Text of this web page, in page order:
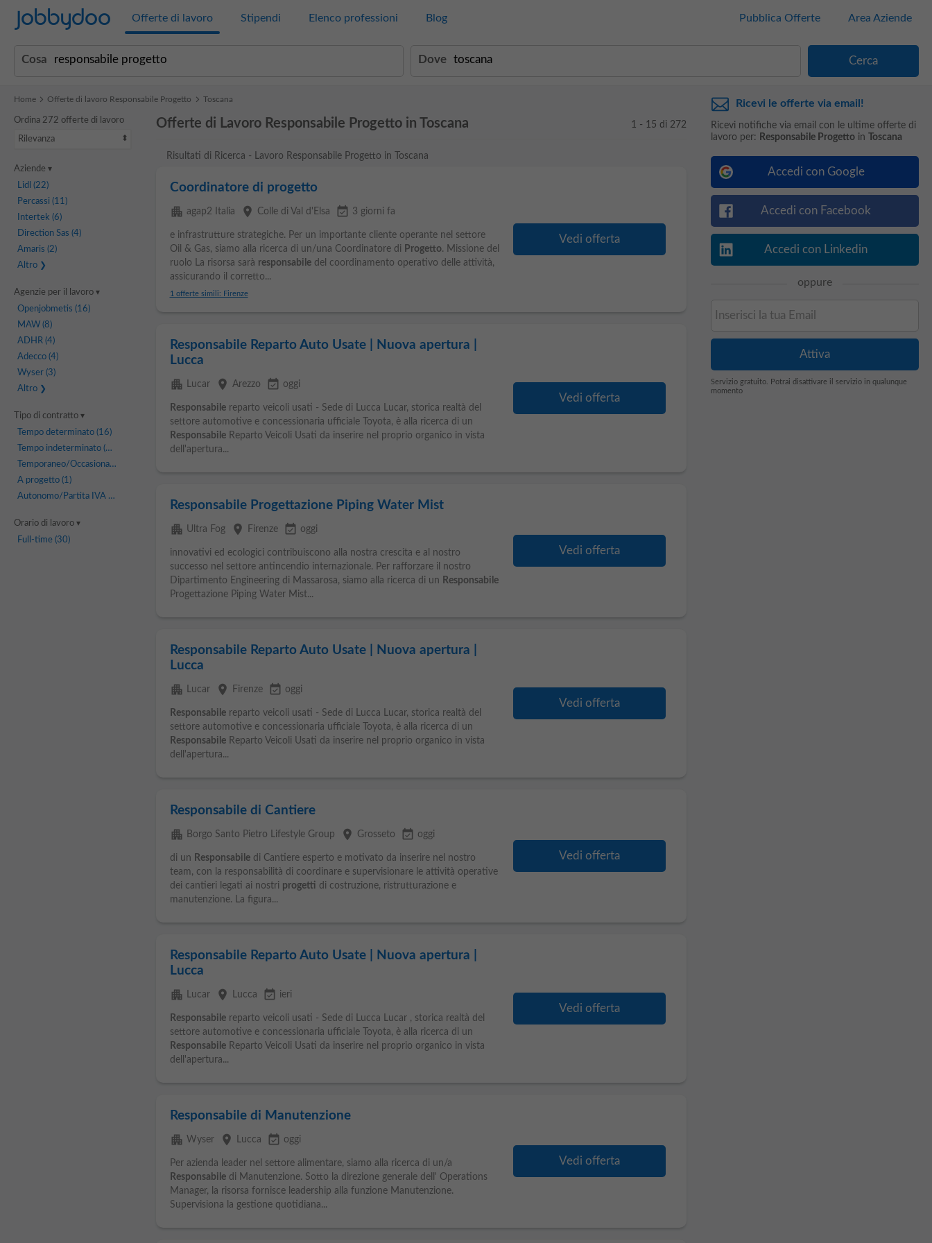
Jobbydoo Offerte di lavoro Stipendi Elenco professioni Blog Pubblica Offerte Area Aziende
Cosa Dove
Home Offerte di lavoro Responsabile Progetto Toscana
Ordina 272 offerte di lavoro
Rilevanza
Aziende
Lidl (22)
Percassi (11)
Intertek (6)
Direction Sas (4)
Amaris (2)
Altro
Agenzie per il lavoro
Openjobmetis (16)
MAW(8)
ADHR(4)
Adecco(4)
Wyser(3)
Altro
Tipo di contratto
Tempo determinato(16)
Tempo indeterminato(12)
Temporaneo/Occasionale
A progetto(1)
Autonomo/Partita IVA(1)
Orario di lavoro
Full-time(30)
Offerte di Lavoro Responsabile Progetto in Toscana 1 - 15 di 272
Risultati di Ricerca - Lavoro Responsabile Progetto in Toscana
Coordinatore di progetto
apartment agap2 Italia place Colle di Val d'Elsa event_available 3 giorni fa
e infrastrutture strategiche. Per un importante cliente operante nel settore
Oil & Gas, siamo alla ricerca di un/una Coordinatore di Progetto. Missione del
ruolo La risorsa sarà responsabiledel coordinamento operativo delle attività,
assicurando il corretto...
1 offerte simili: Firenze
Vedi offerta
Responsabile Reparto Auto Usate | Nuova apertura |
Lucca
apartment Lucar place Arezzo event_available oggi
Responsabilereparto veicoli usati - Sede di Lucca Lucar, storica realtà del
settore automotive e concessionaria ufficiale Toyota, è alla ricerca di un
ResponsabileReparto Veicoli Usati da inserire nel proprio organico in vista
dell'apertura...
Vedi offerta
Responsabile Progettazione Piping Water Mist
apartment Ultra Fog place Firenze event_available oggi
innovativi ed ecologici contribuiscono alla nostra crescita e al nostro
successo nel settore antincendio internazionale. Per rafforzare il nostro
Dipartimento Engineering di Massarosa, siamo alla ricerca di un Responsabile
Progettazione Piping Water Mist...
Vedi offerta
Responsabile Reparto Auto Usate | Nuova apertura |
Lucca
apartment Lucar place Firenze event_available oggi
Responsabilereparto veicoli usati - Sede di Lucca Lucar, storica realtà del
settore automotive e concessionaria ufficiale Toyota, è alla ricerca di un
ResponsabileReparto Veicoli Usati da inserire nel proprio organico in vista
dell'apertura...
Vedi offerta
Responsabile di Cantiere
apartment Borgo Santo Pietro Lifestyle Group place Grosseto event_available oggi
di un Responsabiledi Cantiere esperto e motivato da inserire nel nostro
team, con la responsabilità di coordinare e supervisionare le attività operative
dei cantieri legati ai nostri progetti di costruzione, ristrutturazione e
manutenzione. La figura...
Vedi offerta
Responsabile Reparto Auto Usate | Nuova apertura |
Lucca
apartment Lucar place Lucca event_available ieri
Responsabilereparto veicoli usati - Sede di Lucca Lucar , storica realtà del
settore automotive e concessionaria ufficiale Toyota, è alla ricerca di un
ResponsabileReparto Veicoli Usati da inserire nel proprio organico in vista
dell'apertura...
Vedi offerta
Responsabile di Manutenzione
apartment Wyser place Lucca event_available oggi
Per azienda leader nel settore alimentare, siamo alla ricerca di un/a
Responsabiledi Manutenzione. Sotto la direzione generale dell' Operations
Manager, la risorsa fornisce leadership alla funzione Manutenzione.
Supervisiona la gestione quotidiana...
Vedi offerta
Ricevi le offerte via email!
Ricevi notifiche via email con le ultime offerte di
lavoro per: Responsabile Progettoin Toscana
Accedi con Google
Accedi con Facebook
Accedi con Linkedin
oppure
Servizio gratuito. Potrai disattivare il servizio in qualunque
momento